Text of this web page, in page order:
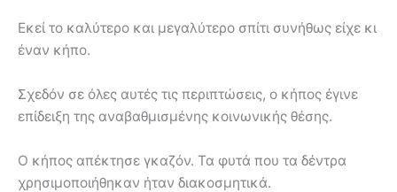
Εκεί το καλύτερο και μεγαλύτερο σπίτι συνήθως είχε κι
έναν κήπο.
Σχεδόν σε όλες αυτές τις περιπτώσεις, ο κήπος έγινε
επίδειξη της αναβαθμισμένης κοινωνικής θέσης.
Ο κήπος απέκτησε γκαζόν. Τα φυτά που τα δέντρα
χρησιμοποιήθηκαν ήταν διακοσμητικά.